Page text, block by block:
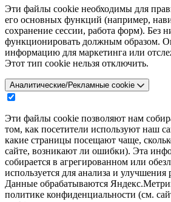
Эти файлы cookie необходимы для
его основных функций (например,
сохранение сессии, работа форм). Без
функционировать должным образом.
информацию для маркетинга или
Этот тип cookie нельзя отключить.
Аналитические/Рекламные cookie
Эти файлы cookie позволяют нам
том, как посетители используют наш
какие страницы посещают чаще,
сайте, возникают ли ошибки). Эта
собирается в агрегированном или
используется для анализа и улучшения
Данные обрабатываются
политике конфиденциальности (см.